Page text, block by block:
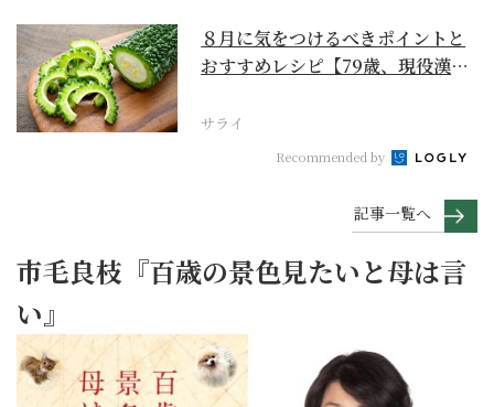
８月に気をつけるべきポイントと
おすすめレシピ【79歳、現役漢方
サライ
Recommended by
記事一覧へ
市毛良枝『百歳の景色見たいと母は言
い』